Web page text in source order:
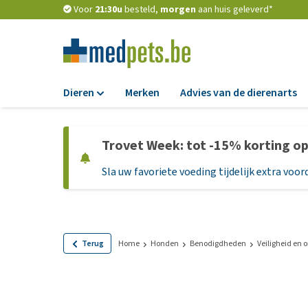
Voor 21:30u besteld, morgen aan huis geleverd*
Dieren
Hondenbrokken
Natvoer
Graanvrij
Merken Advies van de dierenarts
Trovet Week: tot -15% korting
Sla uw favoriete voeding tijdelijk extra
Terug Home Honden Benodigdheden Veiligheid en